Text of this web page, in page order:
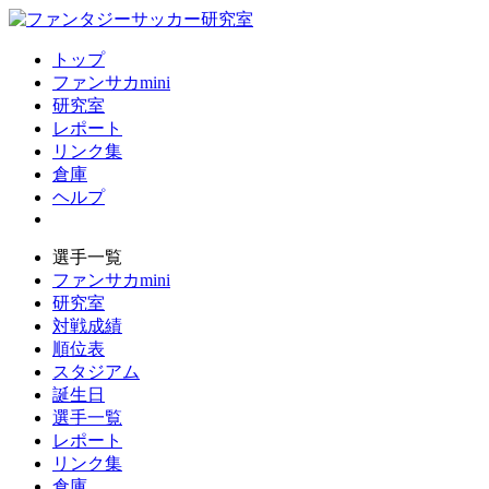
トップ
ファンサカmini
研究室
レポート
リンク集
倉庫
ヘルプ
選手一覧
ファンサカmini
研究室
対戦成績
順位表
スタジアム
誕生日
選手一覧
レポート
リンク集